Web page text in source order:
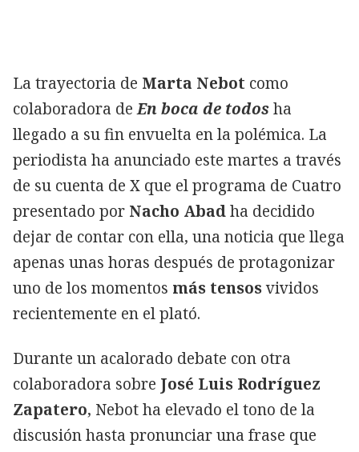
La trayectoria de Marta Nebot como
colaboradora deEn boca de todosha
llegado a su fin envuelta en la polémica. La
periodista ha anunciado este martes a través
de su cuenta de X que el programa de Cuatro
presentado por Nacho Abadha decidido
dejar de contar con ella, una noticia que llega
apenas unas horas después de protagonizar
uno de los momentos más tensosvividos
recientemente en el plató.
Durante un acalorado debate con otra
colaboradora sobre José Luis Rodríguez
Zapatero, Nebot ha elevado el tono de la
discusión hasta pronunciar una frase que